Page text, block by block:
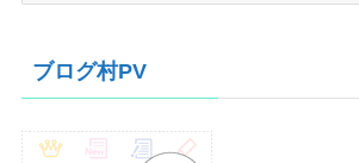
ブ
ブログ村PV